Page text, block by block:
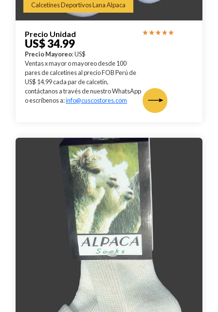
Calcetines Deportivos Lana Alpaca
Precio Unidad
US$ 34.99
Precio Mayoreo: US$
Ventas x mayor o mayoreo desde 100
pares de calcetines al precio FOB Perú de
US$ 14.99 cada par de calcetín,
contáctanos a través de nuestro WhatsApp
o escríbenos a:info@cuscostores.com